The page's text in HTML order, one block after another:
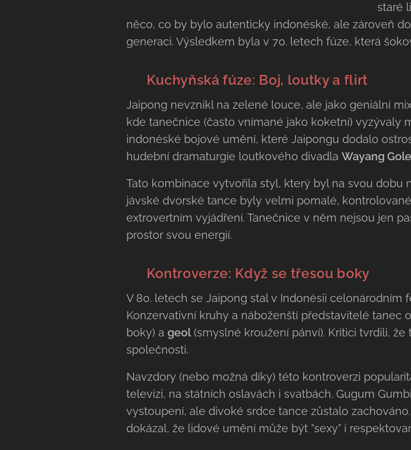
staré
něco, co by bylo autenticky indonéské, ale zároveň
generaci. Výsledkem byla v 70. letech fúze, která
🧩 Kuchyňská fúze: Boj, loutky a flirt
Jaipong nevznikl na zelené louce, ale jako geniální
kde tanečnice (často vnímané jako koketní) vyzývaly
indonéské bojové umění, které Jaipongu dodalo
hudební dramaturgie loutkového divadla Wayang
Tato kombinace vytvořila styl, který byl na svou
jávské dvorské tance byly velmi pomalé,
extrovertním vyjádření. Tanečnice v něm nejsou jen
prostor svou energií.
💃 Kontroverze: Když se třesou boky
V 80. letech se Jaipong stal v Indonésii
Konzervativní kruhy a náboženští představitelé tanec
boky) a geol(smyslné kroužení pánví). Kritici tvrdili,
společnosti.
Navzdory (nebo možná díky) této kontroverzi
televizi, na státních oslavách i svatbách. Gugum
vystoupení, ale divoké srdce tance zůstalo
dokázal, že lidové umění může být "sexy" i